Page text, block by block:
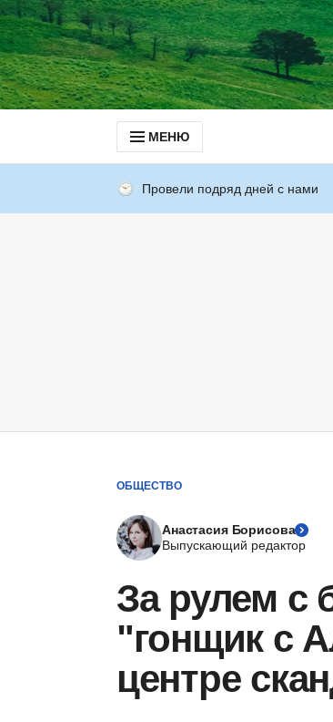
МЕНЮ
Провели подряд дней с нами
ОБЩЕСТВО
Анастасия Борисова
Выпускающий редактор
За рулем с
"гонщик с
центре